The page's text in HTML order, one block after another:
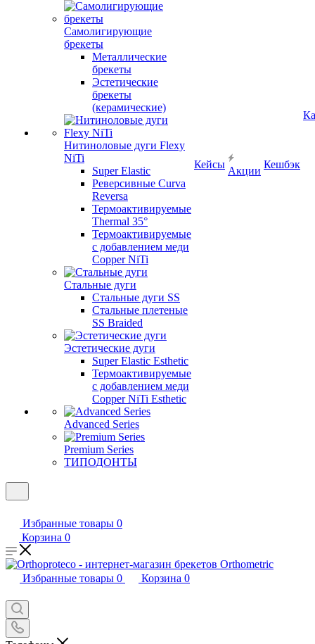
Самолигирующие
брекеты
Металлические
брекеты
Эстетические
брекеты
(керамические)
Нитиноловые дуги Flexy
NiTi
Super Elastic
Реверсивные Curva
Reversa
Термоактивируемые
Thermal 35°
Термоактивируемые
с добавлением меди
Copper NiTi
Стальные дуги
Стальные дуги SS
Стальные плетеные
SS Braided
Эстетические дуги
Super Elastic Esthetic
Термоактивируемые
с добавлением меди
Copper NiTi Esthetic
Advanced Series
Premium Series
ТИПОДОНТЫ
Кейсы
Акции
Кешбэк
Избранные товары 0
Корзина 0
Избранные товары 0 Корзина 0